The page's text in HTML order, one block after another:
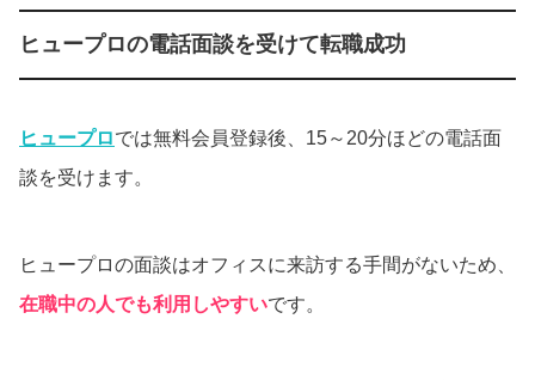
ヒュープロの電話面談を受けて転職成功
ヒュープロでは無料会員登録後、15～20分ほどの電話面
談を受けます。
ヒュープロの面談はオフィスに来訪する手間がないため、
在職中の人でも利用しやすいです。